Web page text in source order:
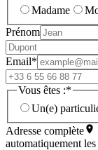
Madame
Prénom
Email*
Vous êtes :*
Un(e)
Adresse complète
automatiquement